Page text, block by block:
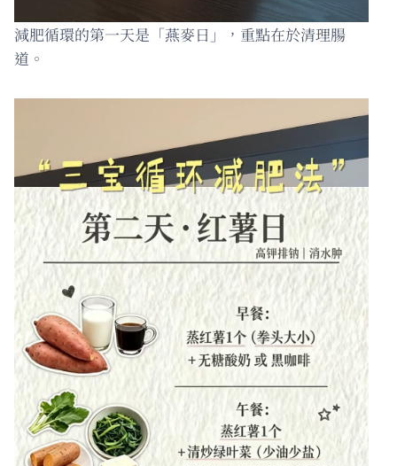
減肥循環的第一天是「燕麥日」，重點在於清理腸
道。